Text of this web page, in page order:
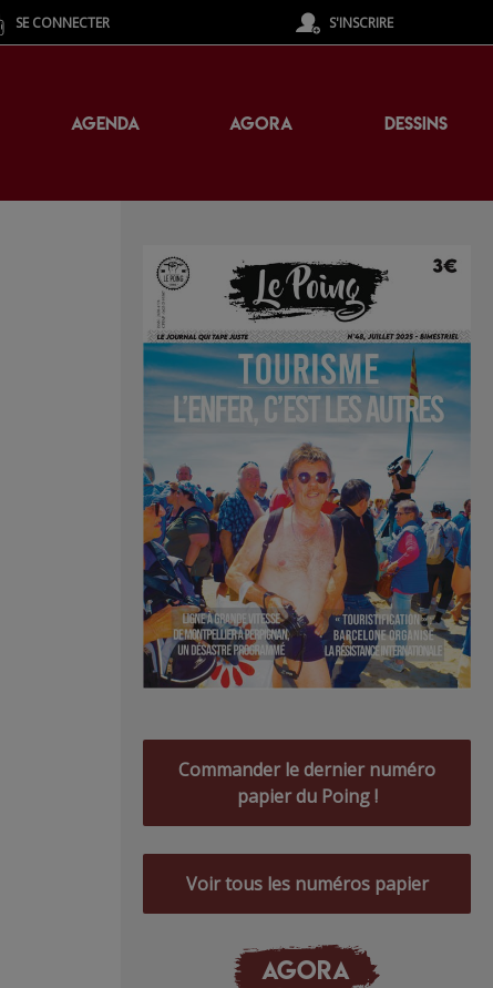
SE CONNECTER S'INSCRIRE
AGENDA AGORA DESSINS
Commander le dernier numéro
papier du Poing !
Voir tous les numéros papier
AGORA